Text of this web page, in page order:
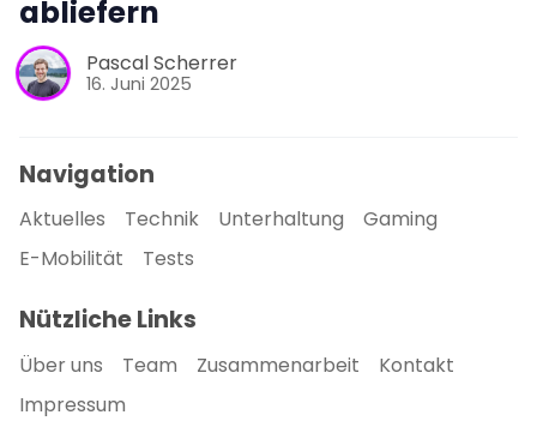
abliefern
Pascal Scherrer
16. Juni 2025
Navigation
Aktuelles Technik Unterhaltung
Gaming
E-Mobilität
Tests
Nützliche Links
Über uns Team Zusammenarbeit
Kontakt
Impressum